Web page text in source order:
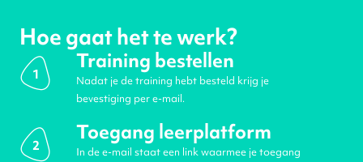
Hoe gaat het te werk?
1
Training bestellen
Nadat je de training hebt besteld krijg je
bevestiging per e-mail.
2
Toegang leerplatform
In de e-mail staat een link waarmee je toegang